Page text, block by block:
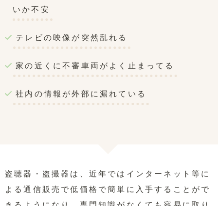
いか不安
テレビの映像が突然乱れる
家の近くに不審車両がよく止まってる
社内の情報が外部に漏れている
盗聴器・盗撮器は、近年ではインターネット等に
よる通信販売で低価格で簡単に入手することがで